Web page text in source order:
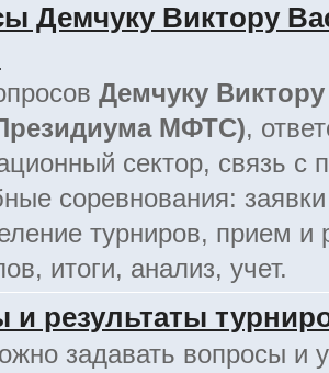
Демчуку Виктору
Демчуку
МФТС),
сектор, связь с
соревнования:
турниров, прием и
итоги, анализ, учет.
и результаты
задавать вопросы и